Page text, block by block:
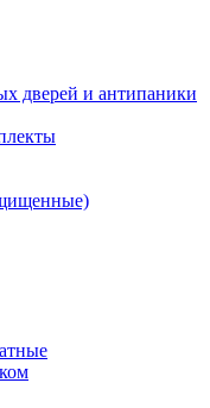
дверей и антипаники